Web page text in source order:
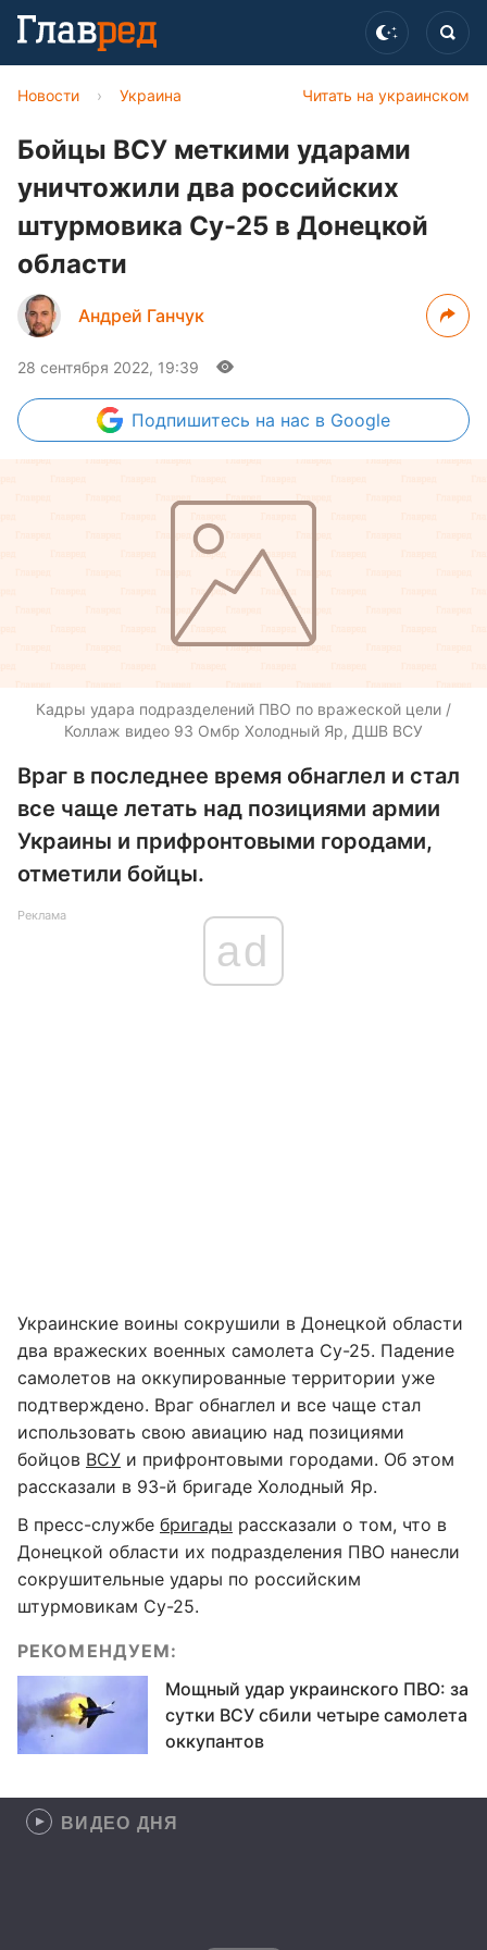
Читать на украинском
Новости › Украина
Бойцы ВСУ меткими ударами
уничтожили два российских
штурмовика Су-25 в Донецкой
области
Андрей Ганчук
28 сентября 2022, 19:39
Подпишитесь на нас в Google
Кадры удара подразделений ПВО по вражеской цели /
Коллаж видео 93 Омбр Холодный Яр, ДШВ ВСУ
Враг в последнее время обнаглел и стал
все чаще летать над позициями армии
Украины и прифронтовыми городами,
отметили бойцы.
Реклама
ad
Украинские воины сокрушили в Донецкой области
два вражеских военных самолета Су-25. Падение
самолетов на оккупированные территории уже
подтверждено. Враг обнаглел и все чаще стал
использовать свою авиацию над позициями
бойцов ВСУ и прифронтовыми городами. Об этом
рассказали в 93-й бригаде Холодный Яр.
В пресс-службе бригады рассказали о том, что в
Донецкой области их подразделения ПВО нанесли
сокрушительные удары по российским
штурмовикам Су-25.
РЕКОМЕНДУЕМ:
Мощный удар украинского ПВО: за
сутки ВСУ сбили четыре самолета
оккупантов
ВИДЕО ДНЯ